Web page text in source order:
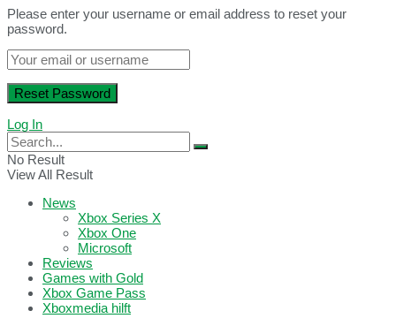
Please enter your username or email address to reset your
password.
Log In
No Result
View All Result
News
Xbox Series X
Xbox One
Microsoft
Reviews
Games with Gold
Xbox Game Pass
Xboxmedia hilft